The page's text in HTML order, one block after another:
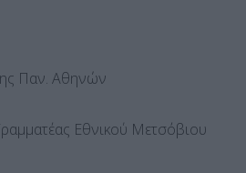
Παν. Αθηνών
Εθνικού Μετσόβιου